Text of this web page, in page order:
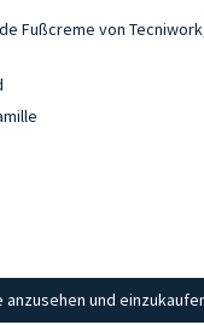
Fußcreme von
und